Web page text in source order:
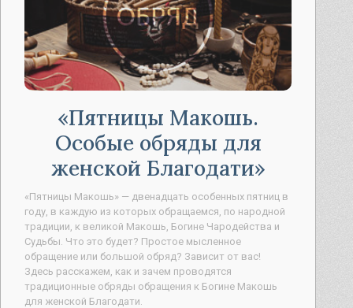
Пятницы Макошь.
Особые обряды для
женской Благодати
«Пятницы Макошь» — двенадцать особенных пятниц в
году, в каждую из которых обращаемся, по народной
традиции, к великой Макошь, Богине Чародейства и
Судьбы. Что это будет? Простое мысленное
обращение или большой обряд? Зависит от вас!
Здесь расскажем, как и зачем проводятся
традиционные обряды обращения к Богине Макошь
для женской Благодати.